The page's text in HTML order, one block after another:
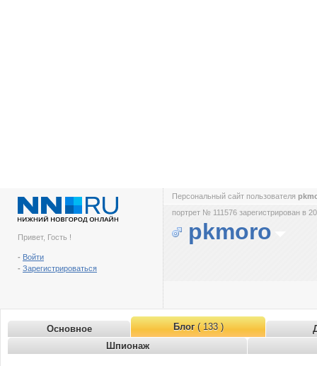
Привет, Гость !
- Войти
- Зарегистрироваться
Персональный сайт пользователя
портрет № 111576 зарегистрирован в
pkmoro
Основное Блог( 133 )
Шпионаж